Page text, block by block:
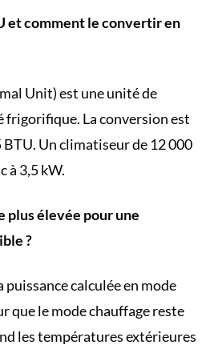
et comment le convertir en
Unit) est une unité de
frigorifique. La conversion est
BTU. Un climatiseur de 12 000
à 3,5 kW.
plus élevée pour une
?
puissance calculée en mode
que le mode chauffage reste
les températures extérieures